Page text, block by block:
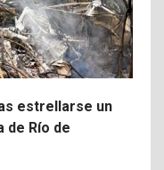
estrellarse un
de Río de